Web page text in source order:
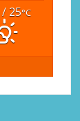
/ 25°C